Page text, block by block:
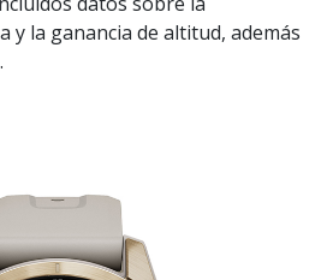
y la ganancia de altitud, además